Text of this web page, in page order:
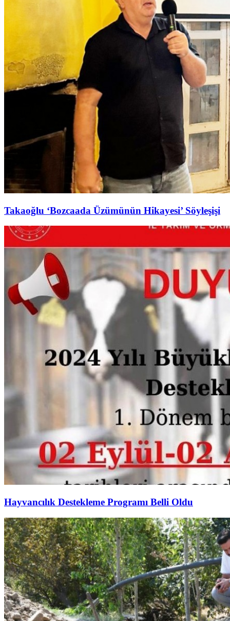
Takaoğlu ‘Bozcaada Üzümünün Hikayesi’ Söyleşişi
Hayvancılık Destekleme Programı Belli Oldu